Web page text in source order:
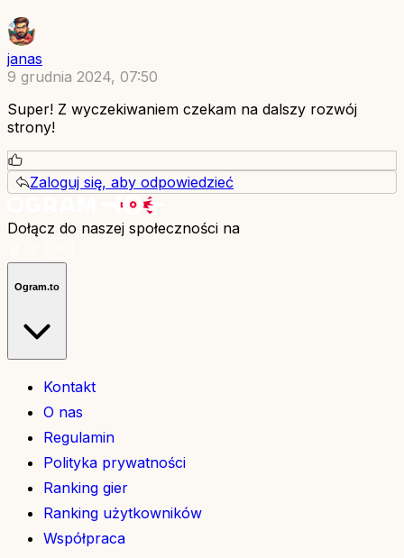
janas
9 grudnia 2024, 07:50
Super! Z wyczekiwaniem czekam na dalszy rozwój
strony!
Zaloguj się, aby odpowiedzieć
Dołącz do naszej społeczności na
Ogram.to
Kontakt
O nas
Regulamin
Polityka prywatności
Ranking gier
Ranking użytkowników
Współpraca